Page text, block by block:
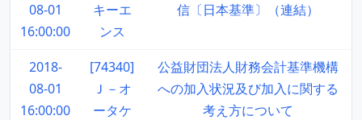
08-01
16:00:00
キーエ
ンス
信〔日本基準〕（連結）
2018-
08-01
16:00:00
[74340]
Ｊ－オ
ータケ
公益財団法人財務会計基準機構
への加入状況及び加入に関する
考え方について